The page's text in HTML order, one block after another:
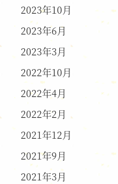
2023年10月
2023年6月
2023年3月
2022年10月
2022年4月
2022年2月
2021年12月
2021年9月
2021年3月